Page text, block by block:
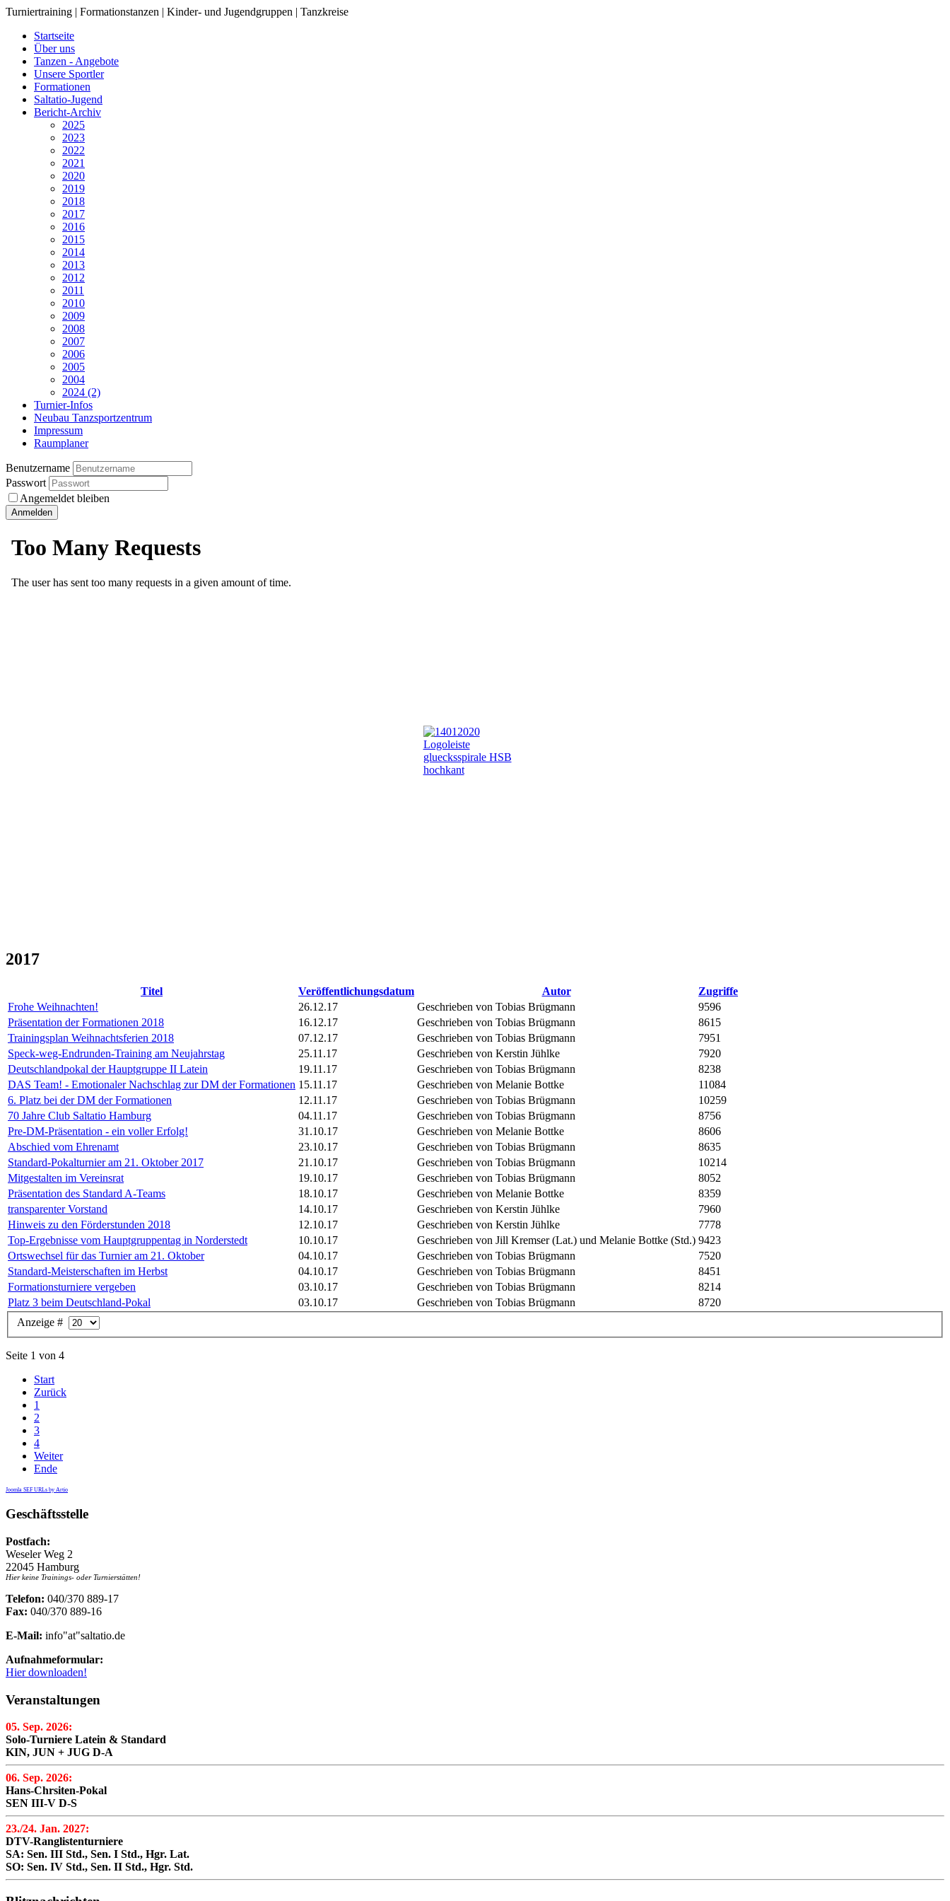
Turniertraining | Formationstanzen | Kinder- und Jugendgruppen | Tanzkreise
Startseite
Über uns
Tanzen - Angebote
Unsere Sportler
Formationen
Saltatio-Jugend
Bericht-Archiv
2025
2023
2022
2021
2020
2019
2018
2017
2016
2015
2014
2013
2012
2011
2010
2009
2008
2007
2006
2005
2004
2024 (2)
Turnier-Infos
Neubau Tanzsportzentrum
Impressum
Raumplaner
Benutzername
Passwort
Angemeldet bleiben
2017
Titel Veröffentlichungsdatum Autor
Zugriffe
Frohe Weihnachten!
26.12.17 Geschrieben von Tobias Brügmann
9596
Präsentation der Formationen 2018
16.12.17 Geschrieben von Tobias Brügmann
8615
Trainingsplan Weihnachtsferien 2018
07.12.17 Geschrieben von Tobias Brügmann
7951
Speck-weg-Endrunden-Training am Neujahrstag
25.11.17 Geschrieben von Kerstin Jühlke
7920
Deutschlandpokal der Hauptgruppe II Latein
19.11.17 Geschrieben von Tobias Brügmann
8238
DAS Team! - Emotionaler Nachschlag zur DM der Formationen 15.11.17 Geschrieben von Melanie Bottke
11084
6. Platz bei der DM der Formationen
12.11.17 Geschrieben von Tobias Brügmann
10259
70 Jahre Club Saltatio Hamburg
04.11.17 Geschrieben von Tobias Brügmann
8756
Pre-DM-Präsentation - ein voller Erfolg!
31.10.17 Geschrieben von Melanie Bottke
8606
Abschied vom Ehrenamt
23.10.17 Geschrieben von Tobias Brügmann
8635
Standard-Pokalturnier am 21. Oktober 2017
21.10.17 Geschrieben von Tobias Brügmann
10214
Mitgestalten im Vereinsrat
19.10.17 Geschrieben von Tobias Brügmann
8052
Präsentation des Standard A-Teams
18.10.17 Geschrieben von Melanie Bottke
8359
transparenter Vorstand
14.10.17 Geschrieben von Kerstin Jühlke
7960
Hinweis zu den Förderstunden 2018
12.10.17 Geschrieben von Kerstin Jühlke
7778
Top-Ergebnisse vom Hauptgruppentag in Norderstedt
10.10.17 Geschrieben von Jill Kremser (Lat.) und Melanie Bottke (Std.) 9423
Ortswechsel für das Turnier am 21. Oktober
04.10.17 Geschrieben von Tobias Brügmann
7520
Standard-Meisterschaften im Herbst
04.10.17 Geschrieben von Tobias Brügmann
8451
Formationsturniere vergeben
03.10.17 Geschrieben von Tobias Brügmann
8214
Platz 3 beim Deutschland-Pokal
03.10.17 Geschrieben von Tobias Brügmann
8720
Anzeige #
Seite 1 von 4
Start
Zurück
1
2
3
4
Weiter
Ende
Joomla SEF URLs by Artio
Geschäftsstelle
Postfach:
Weseler Weg 2
22045 Hamburg
Hier keine Trainings- oder Turnierstätten!
Telefon: 040/370 889-17
Fax: 040/370 889-16
E-Mail: info"at"saltatio.de
Aufnahmeformular:
Hier downloaden!
Veranstaltungen
05. Sep. 2026:
Solo-Turniere Latein & Standard
KIN, JUN + JUG D-A
06. Sep. 2026:
Hans-Chrsiten-Pokal
SEN III-V D-S
23./24. Jan. 2027:
DTV-Ranglistenturniere
SA: Sen. III Std., Sen. I Std., Hgr. Lat.
SO: Sen. IV Std., Sen. II Std., Hgr. Std.